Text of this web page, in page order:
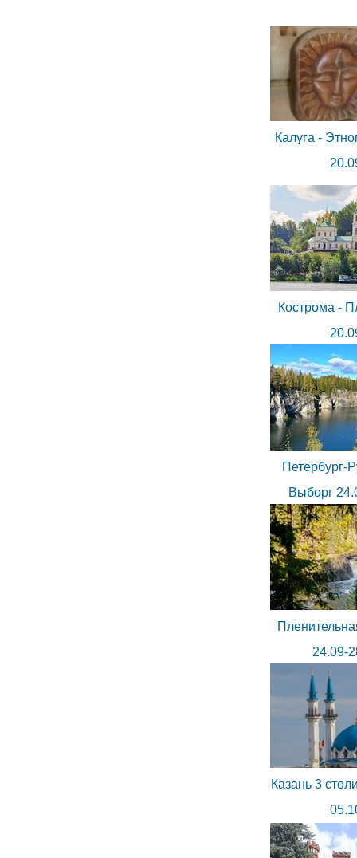
Калуга -
Кострома -
Петербург-
Выборг
24.09-
Казань 3